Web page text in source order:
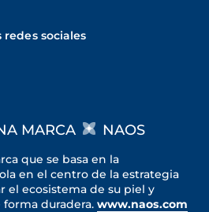
sociales
MARCA NAOS
que se basa en la
en el centro de la estrategia
el ecosistema de su piel y
forma duradera. www.naos.com